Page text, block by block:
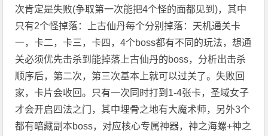
次肯定是失败(争取第一次能把4个怪的面都见到)，其中
只有2个怪掉落：上古仙丹每个分别掉落：天机通关卡
一，卡二，卡三，卡四，4个boss都有不同的玩法，想通
关必须优先击杀到能掉落上古仙丹的boss，分析出击杀
顺序后，第二次，第三次基本上就可以过关了。失败回
家，卡片会收回。只有一次同时打到1-4张卡，圣域女子
才会开启四法之门，其中埋骨之地有大魔术师，另外3个
都有暗藏副本boss，对应核心专属神器，神之海螺+神之